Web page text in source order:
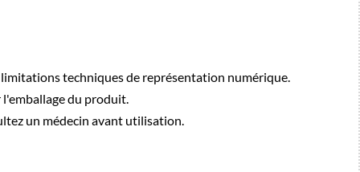
techniques de représentation numérique.
du produit.
un médecin avant utilisation.